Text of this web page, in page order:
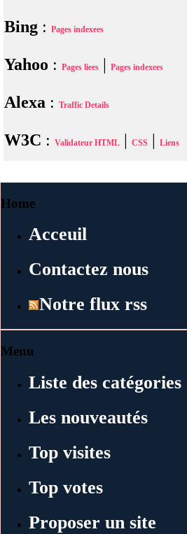
Bing : Pages indexees
Yahoo : Pages liees | Pages indexees
Alexa : Traffic Details
W3C : Validateur HTML | CSS | Liens
Home
Acceuil
Contactez nous
Notre flux rss
Menu
Liste des catégories
Les nouveautés
Top visites
Top votes
Proposer un site